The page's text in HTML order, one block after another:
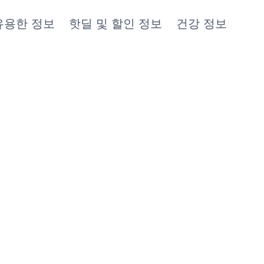
용한 정보 핫딜 및 할인 정보 건강 정보